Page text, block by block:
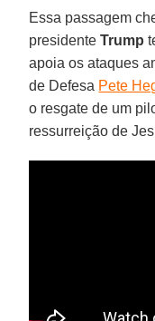
Essa passagem
presidenteTrump
apoia os ataques
de Defesa Pete
o resgate de um
ressurreição de